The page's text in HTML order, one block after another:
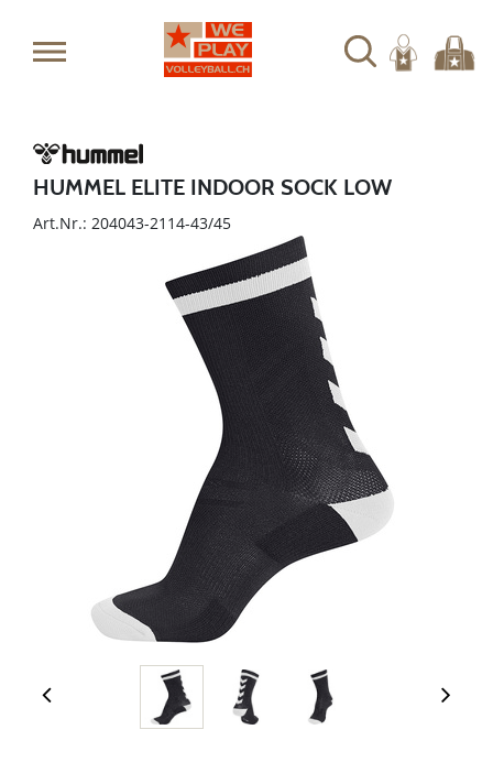
HUMMEL ELITE INDOOR SOCK LOW
Art.Nr.: 204043-2114-43/45